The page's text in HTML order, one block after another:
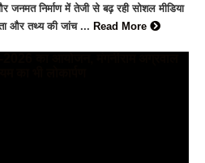
जनमत निर्माण में तेजी से बढ़ रही सोशल मीडिया
और तथ्य की जांच ... Read More